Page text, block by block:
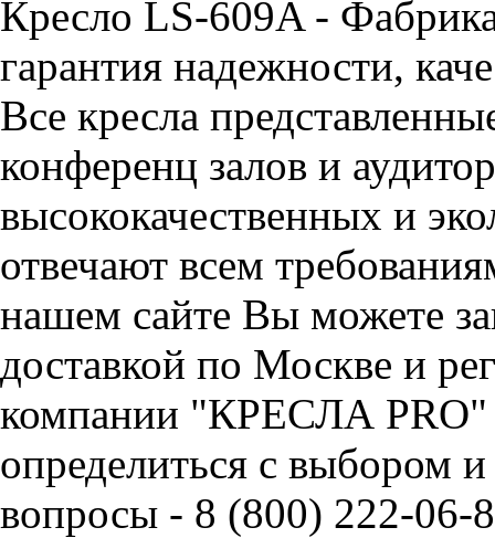
Кресло LS-609A -
гарантия надежности,
Все кресла
конференц залов и
высококачественных и
отвечают всем
нашем сайте Вы можете
доставкой по Москве и
компании "КРЕСЛА PRO"
определиться с выбором
вопросы - 8 (800) 222-06-